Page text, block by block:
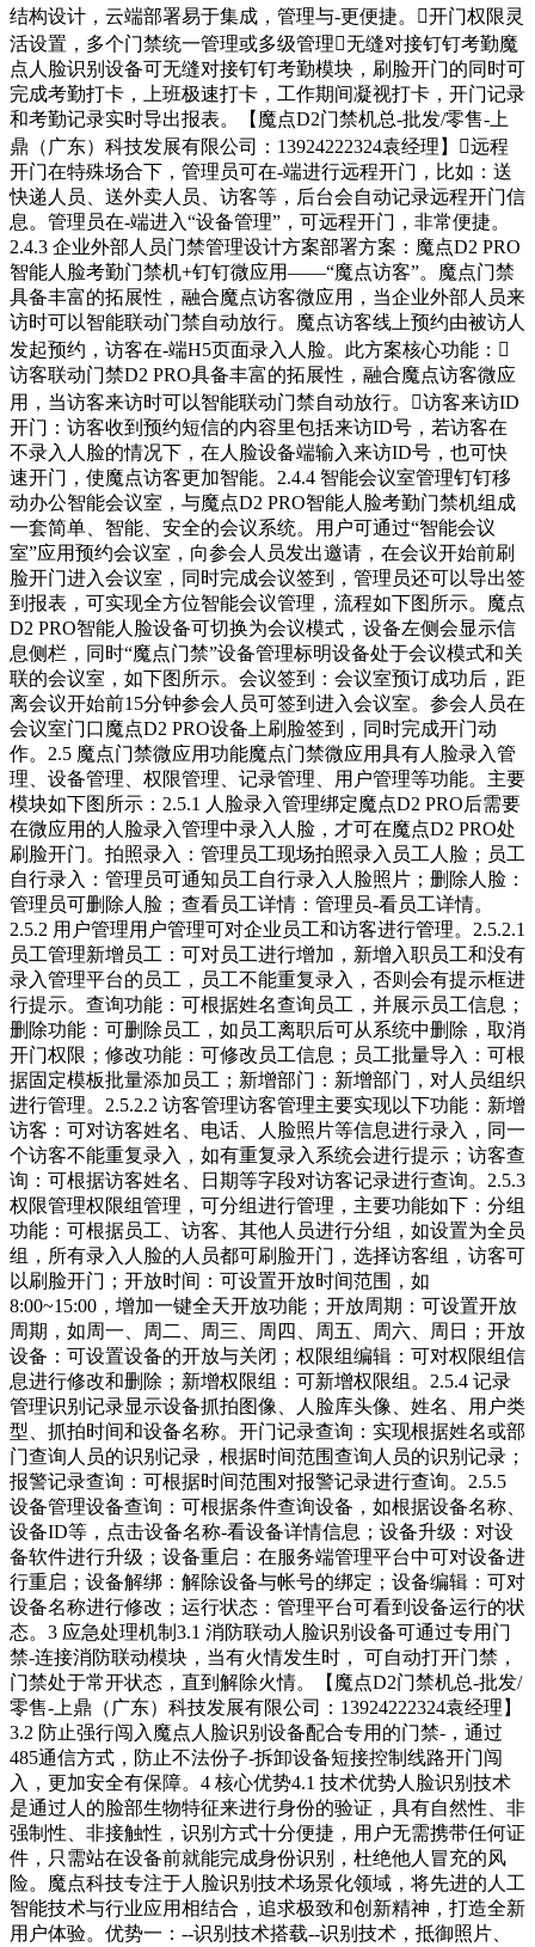
结构设计，云端部署易于集成，管理与-更便捷。开门权限灵
活设置，多个门禁统一管理或多级管理无缝对接钉钉考勤魔
点人脸识别设备可无缝对接钉钉考勤模块，刷脸开门的同时可
完成考勤打卡，上班极速打卡，工作期间凝视打卡，开门记录
和考勤记录实时导出报表。【魔点D2门禁机总-批发/零售-上
鼎（广东）科技发展有限公司：13924222324袁经理】远程
开门在特殊场合下，管理员可在-端进行远程开门，比如：送
快递人员、送外卖人员、访客等，后台会自动记录远程开门信
息。管理员在-端进入“设备管理”，可远程开门，非常便捷。
2.4.3 企业外部人员门禁管理设计方案部署方案：魔点D2 PRO
智能人脸考勤门禁机+钉钉微应用——“魔点访客”。魔点门禁
具备丰富的拓展性，融合魔点访客微应用，当企业外部人员来
访时可以智能联动门禁自动放行。魔点访客线上预约由被访人
发起预约，访客在-端H5页面录入人脸。此方案核心功能：
访客联动门禁D2 PRO具备丰富的拓展性，融合魔点访客微应
用，当访客来访时可以智能联动门禁自动放行。访客来访ID
开门：访客收到预约短信的内容里包括来访ID号，若访客在
不录入人脸的情况下，在人脸设备端输入来访ID号，也可快
速开门，使魔点访客更加智能。2.4.4 智能会议室管理钉钉移
动办公智能会议室，与魔点D2 PRO智能人脸考勤门禁机组成
一套简单、智能、安全的会议系统。用户可通过“智能会议
室”应用预约会议室，向参会人员发出邀请，在会议开始前刷
脸开门进入会议室，同时完成会议签到，管理员还可以导出签
到报表，可实现全方位智能会议管理，流程如下图所示。魔点
D2 PRO智能人脸设备可切换为会议模式，设备左侧会显示信
息侧栏，同时“魔点门禁”设备管理标明设备处于会议模式和关
联的会议室，如下图所示。会议签到：会议室预订成功后，距
离会议开始前15分钟参会人员可签到进入会议室。参会人员在
会议室门口魔点D2 PRO设备上刷脸签到，同时完成开门动
作。2.5 魔点门禁微应用功能魔点门禁微应用具有人脸录入管
理、设备管理、权限管理、记录管理、用户管理等功能。主要
模块如下图所示：2.5.1 人脸录入管理绑定魔点D2 PRO后需要
在微应用的人脸录入管理中录入人脸，才可在魔点D2 PRO处
刷脸开门。拍照录入：管理员工现场拍照录入员工人脸；员工
自行录入：管理员可通知员工自行录入人脸照片；删除人脸：
管理员可删除人脸；查看员工详情：管理员-看员工详情。
2.5.2 用户管理用户管理可对企业员工和访客进行管理。2.5.2.1
员工管理新增员工：可对员工进行增加，新增入职员工和没有
录入管理平台的员工，员工不能重复录入，否则会有提示框进
行提示。查询功能：可根据姓名查询员工，并展示员工信息；
删除功能：可删除员工，如员工离职后可从系统中删除，取消
开门权限；修改功能：可修改员工信息；员工批量导入：可根
据固定模板批量添加员工；新增部门：新增部门，对人员组织
进行管理。2.5.2.2 访客管理访客管理主要实现以下功能：新增
访客：可对访客姓名、电话、人脸照片等信息进行录入，同一
个访客不能重复录入，如有重复录入系统会进行提示；访客查
询：可根据访客姓名、日期等字段对访客记录进行查询。2.5.3
权限管理权限组管理，可分组进行管理，主要功能如下：分组
功能：可根据员工、访客、其他人员进行分组，如设置为全员
组，所有录入人脸的人员都可刷脸开门，选择访客组，访客可
以刷脸开门；开放时间：可设置开放时间范围，如
8:00~15:00，增加一键全天开放功能；开放周期：可设置开放
周期，如周一、周二、周三、周四、周五、周六、周日；开放
设备：可设置设备的开放与关闭；权限组编辑：可对权限组信
息进行修改和删除；新增权限组：可新增权限组。2.5.4 记录
管理识别记录显示设备抓拍图像、人脸库头像、姓名、用户类
型、抓拍时间和设备名称。开门记录查询：实现根据姓名或部
门查询人员的识别记录，根据时间范围查询人员的识别记录；
报警记录查询：可根据时间范围对报警记录进行查询。2.5.5
设备管理设备查询：可根据条件查询设备，如根据设备名称、
设备ID等，点击设备名称-看设备详情信息；设备升级：对设
备软件进行升级；设备重启：在服务端管理平台中可对设备进
行重启；设备解绑：解除设备与帐号的绑定；设备编辑：可对
设备名称进行修改；运行状态：管理平台可看到设备运行的状
态。3 应急处理机制3.1 消防联动人脸识别设备可通过专用门
禁-连接消防联动模块，当有火情发生时， 可自动打开门禁，
门禁处于常开状态，直到解除火情。【魔点D2门禁机总-批发/
零售-上鼎（广东）科技发展有限公司：13924222324袁经理】
3.2 防止强行闯入魔点人脸识别设备配合专用的门禁-，通过
485通信方式，防止不法份子-拆卸设备短接控制线路开门闯
入，更加安全有保障。4 核心优势4.1 技术优势人脸识别技术
是通过人的脸部生物特征来进行身份的验证，具有自然性、非
强制性、非接触性，识别方式十分便捷，用户无需携带任何证
件，只需站在设备前就能完成身份识别，杜绝他人冒充的风
险。魔点科技专注于人脸识别技术场景化领域，将先进的人工
智能技术与行业应用相结合，追求极致和创新精神，打造全新
用户体验。优势一：--识别技术搭载--识别技术，抵御照片、